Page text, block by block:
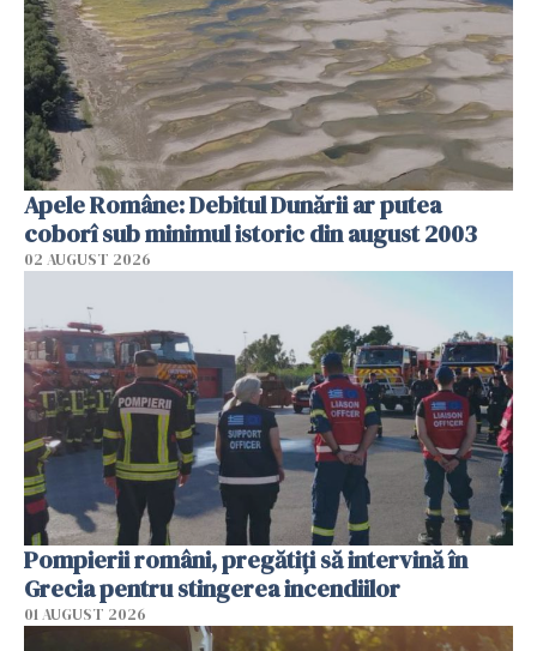
Apele Române: Debitul Dunării ar putea
coborî sub minimul istoric din august 2003
02 AUGUST 2026
Pompierii români, pregătiţi să intervină în
Grecia pentru stingerea incendiilor
01 AUGUST 2026